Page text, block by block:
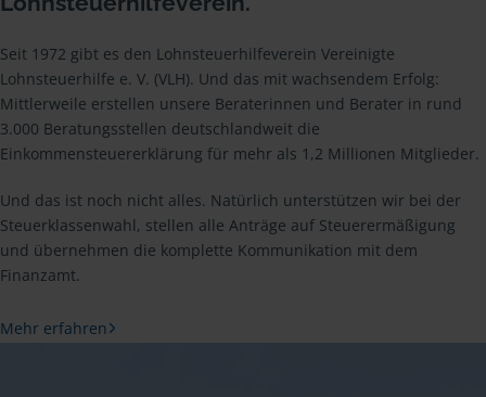
Seit 1972 gibt es den Lohnsteuerhilfeverein Vereinigte
Lohnsteuerhilfe e. V. (VLH). Und das mit wachsendem Erfolg:
Mittlerweile erstellen unsere Beraterinnen und Berater in rund
3.000 Beratungsstellen deutschlandweit die
Einkommensteuererklärung für mehr als 1,2 Millionen Mitglieder.
Und das ist noch nicht alles. Natürlich unterstützen wir bei der
Steuerklassenwahl, stellen alle Anträge auf Steuerermäßigung
und übernehmen die komplette Kommunikation mit dem
Finanzamt.
Mehr erfahren